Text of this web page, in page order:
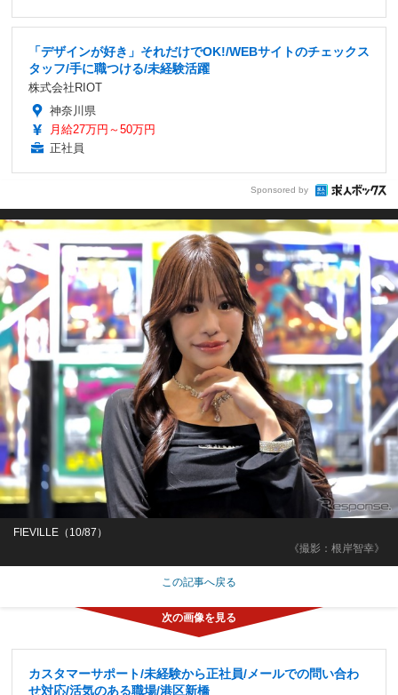
「デザインが好き」それだけでOK!/WEBサイトのチェックス
タッフ/手に職つける/未経験活躍
株式会社RIOT
神奈川県
月給27万円～50万円
正社員
Sponsored by
《撮影：根岸智幸》
FIEVILLE（10/87）
この記事へ戻る
カスタマーサポート/未経験から正社員/メールでの問い合わ
せ対応/活気のある職場/港区新橋